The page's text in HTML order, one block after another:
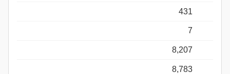
431
7
8,207
8,783